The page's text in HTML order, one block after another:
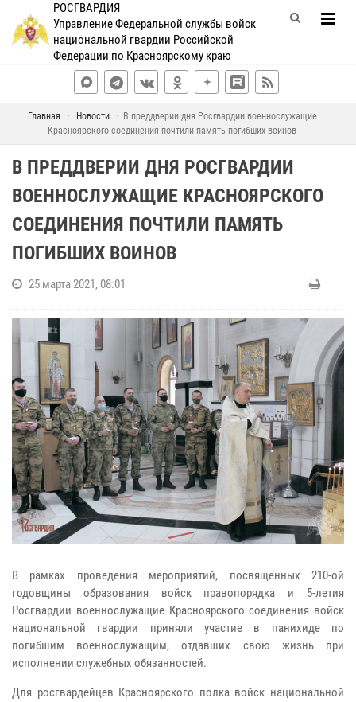
РОСГВАРДИЯ
Управление Федеральной службы войск
национальной гвардии Российской
Федерации по Красноярскому краю
Главная Новости
В преддверии дня Росгвардии военнослужащие
Красноярского соединения почтили память погибших воинов
В ПРЕДДВЕРИИ ДНЯ РОСГВАРДИИ
ВОЕННОСЛУЖАЩИЕ КРАСНОЯРСКОГО
СОЕДИНЕНИЯ ПОЧТИЛИ ПАМЯТЬ
ПОГИБШИХ ВОИНОВ
25 марта 2021, 08:01
В рамках проведения мероприятий, посвященных 210-ой
годовщины образования войск правопорядка и 5-летия
Росгвардии военнослужащие Красноярского соединения войск
национальной гвардии приняли участие в панихиде по
погибшим военнослужащим, отдавших свою жизнь при
исполнении служебных обязанностей.
Для росгвардейцев Красноярского полка войск национальной